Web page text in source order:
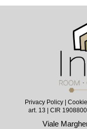
Privacy Policy|
art. 13 | CIR
Viale